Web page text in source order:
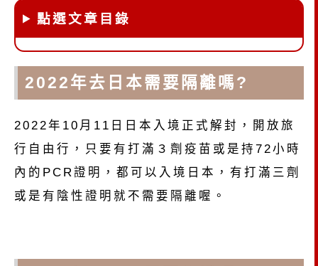
點選文章目錄
2022年去日本需要隔離嗎?
2022年10月11日日本入境正式解封，開放旅
行自由行，只要有打滿３劑疫苗或是持72小時
內的PCR證明，都可以入境日本，有打滿三劑
或是有陰性證明就不需要隔離喔。